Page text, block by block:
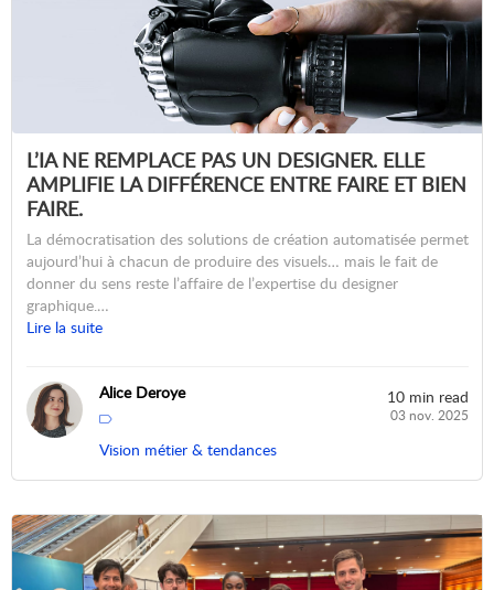
L’IA NE REMPLACE PAS UN DESIGNER. ELLE
AMPLIFIE LA DIFFÉRENCE ENTRE FAIRE ET BIEN
FAIRE.
La démocratisation des solutions de création automatisée permet
aujourd’hui à chacun de produire des visuels… mais le fait de
donner du sens reste l’affaire de l’expertise du designer
graphique.…
Lire la suite
Alice Deroye
Vision métier & tendances
10 min read
03 nov. 2025